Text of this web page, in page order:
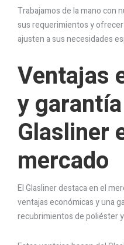
Trabajamos de la mano con
sus requerimientos y
ajusten a sus necesidades
Ventajas
y
Glasliner
mercado
El Glasliner destaca en el
ventajas económicas y una
recubrimientos de poliéster